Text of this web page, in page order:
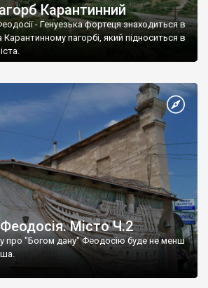
Карантинний
- Генуезька фортеця знаходиться в
Карантинному пагорбі, який підноситься в
Місто Ч.2
про "Богом дану" Феодосію буде не менш